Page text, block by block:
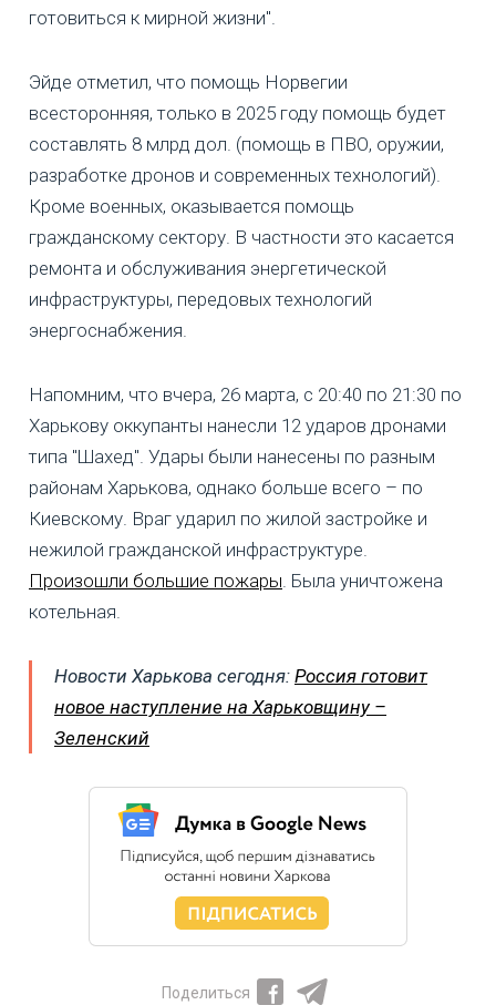
готовиться к мирной жизни".
Эйде отметил, что помощь Норвегии
всесторонняя, только в 2025 году помощь будет
составлять 8 млрд дол. (помощь в ПВО, оружии,
разработке дронов и современных технологий).
Кроме военных, оказывается помощь
гражданскому сектору. В частности это касается
ремонта и обслуживания энергетической
инфраструктуры, передовых технологий
энергоснабжения.
Напомним, что вчера, 26 марта, с 20:40 по 21:30 по
Харькову оккупанты нанесли 12 ударов дронами
типа "Шахед". Удары были нанесены по разным
районам Харькова, однако больше всего – по
Киевскому. Враг ударил по жилой застройке и
нежилой гражданской инфраструктуре.
Произошли большие пожары . Была уничтожена
котельная.
Новости Харькова сегодня: Россия готовит
новое наступление на Харьковщину –
Зеленский
Поделиться